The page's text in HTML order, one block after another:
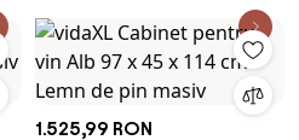
1.525,99 RON